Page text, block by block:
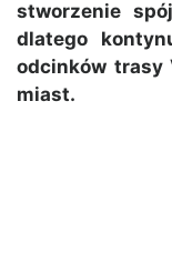
stworzenie
dlatego
odcinków trasy
miast.